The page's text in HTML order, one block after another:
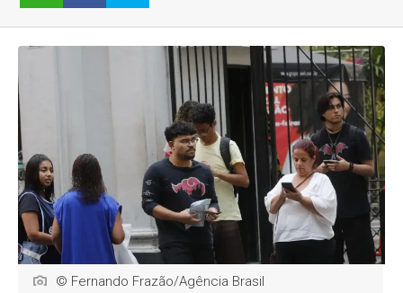
© Fernando Frazão/Agência Brasil